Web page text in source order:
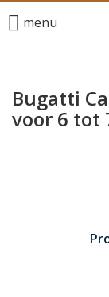
menu
Bugatti
voor 6 tot